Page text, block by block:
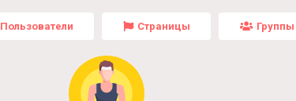
Пользователи Страницы Группы